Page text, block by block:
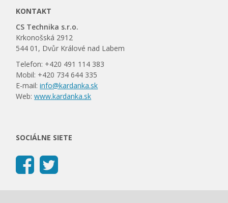
KONTAKT
CS Technika s.r.o.
Krkonošská 2912
544 01, Dvůr Králové nad Labem
Telefon: +420 491 114 383
Mobil: +420 734 644 335
E-mail:info@kardanka.sk
Web:www.kardanka.sk
SOCIÁLNE SIETE